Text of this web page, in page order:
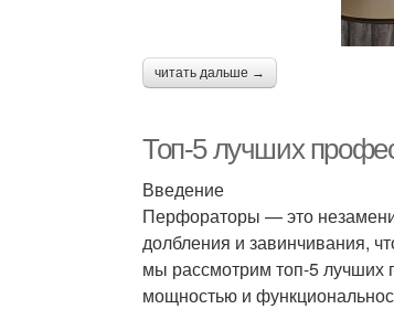
читать дальше →
Топ-5 лучших
Введение
Перфораторы — это
долбления и завинчивания,
мы рассмотрим топ-5 лучших
мощностью и